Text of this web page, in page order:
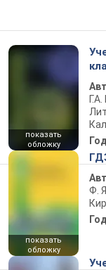
показать
обложку
показать
обложку
Ф.